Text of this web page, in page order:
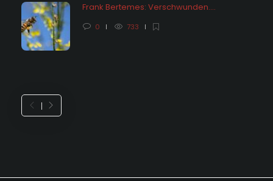
Frank Bertemes: Verschwunden….
0 733